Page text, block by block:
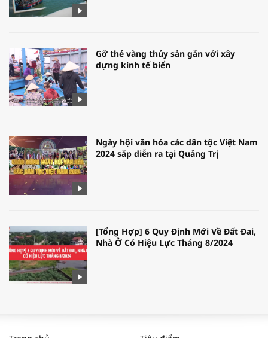
Gỡ thẻ vàng thủy sản gắn với xây
dựng kinh tế biển
Ngày hội văn hóa các dân tộc Việt Nam
2024 sắp diễn ra tại Quảng Trị
[Tổng Hợp] 6 Quy Định Mới Về Đất Đai,
Nhà Ở Có Hiệu Lực Tháng 8/2024
NAM NĂM 2024 VÀ NĂM 2025 | NHỊP